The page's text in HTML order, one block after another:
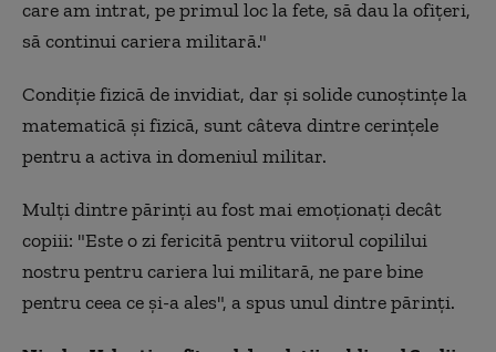
care am intrat, pe primul loc la fete, să dau la ofiţeri,
să continui cariera militară."
Condiţie fizică de invidiat, dar şi solide cunoştinţe la
matematică şi fizică, sunt câteva dintre cerinţele
pentru a activa in domeniul militar.
Mulţi dintre părinţi au fost mai emoţionaţi decât
copiii: "Este o zi fericită pentru viitorul copililui
nostru pentru cariera lui militară, ne pare bine
pentru ceea ce şi-a ales", a spus unul dintre părinţi.